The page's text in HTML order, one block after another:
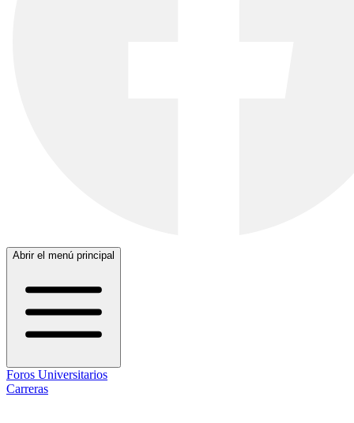
Abrir el menú principal
Foros Universitarios
Carreras